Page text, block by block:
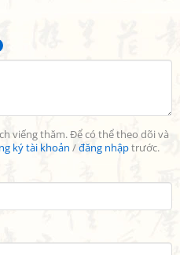
viếng thăm. Để có thể theo dõi và
ký tài khoản /đăng nhậptrước.